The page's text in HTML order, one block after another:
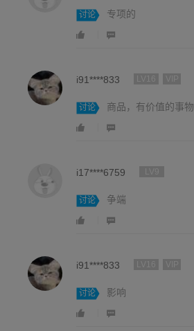
讨论 专项的
i91****833
讨论 商品，有价值的事物
i17****6759
讨论 争端
i91****833
讨论 影响